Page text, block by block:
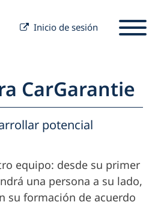
Inicio de sesión
del vehículo
CarGarantie
potencial
equipo: desde su primer
una persona a su lado,
su formación de acuerdo